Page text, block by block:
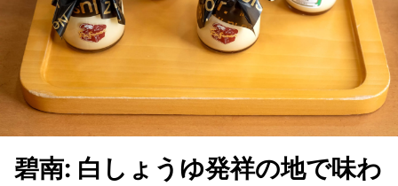
碧南: 白しょうゆ発祥の地で味わ